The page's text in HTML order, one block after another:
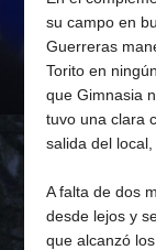
su campo en
Guerreras
Torito en
que Gimnasia
tuvo una clara
salida del
A falta de dos
desde lejos y
que alcanzó